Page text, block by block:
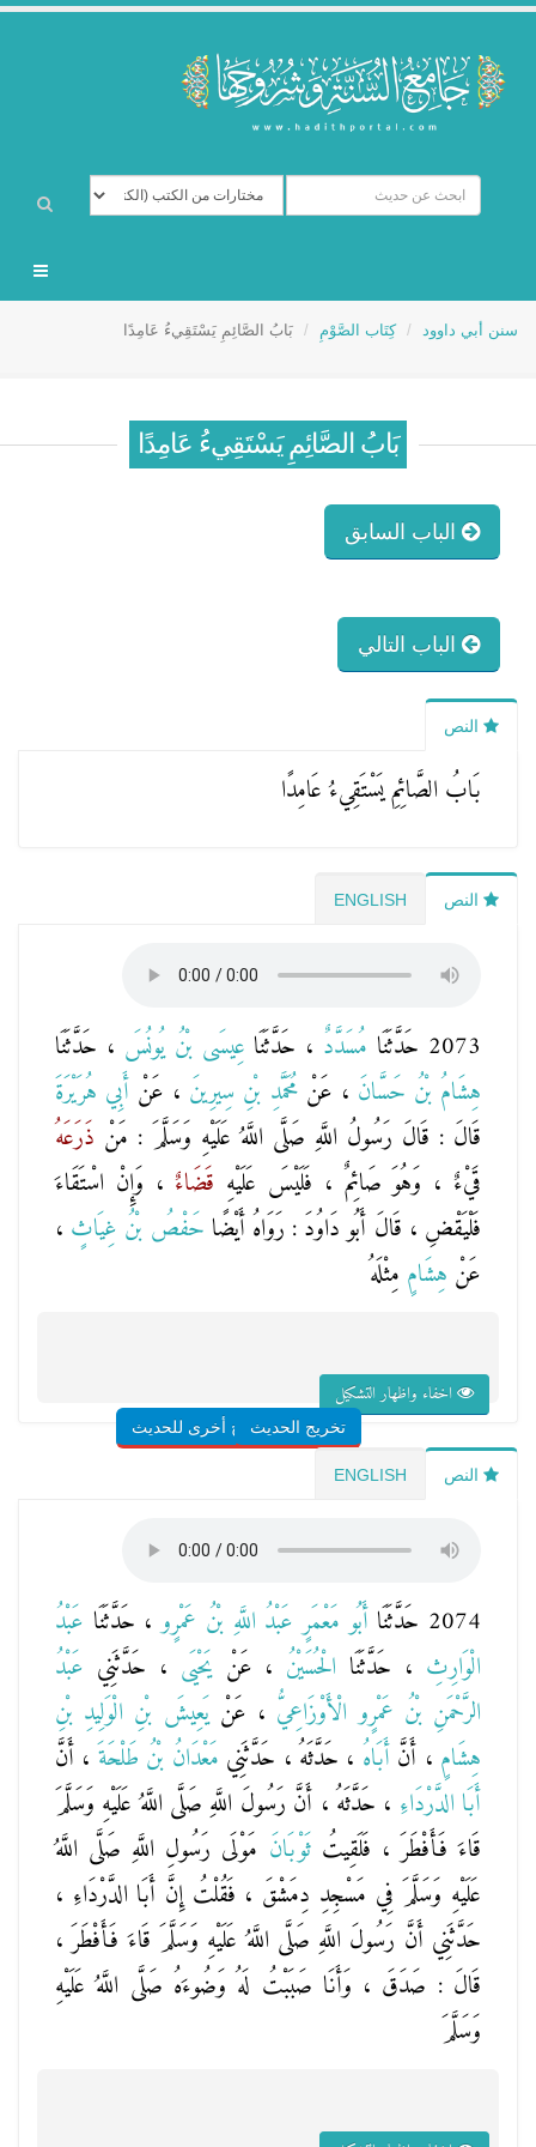
سنن أبي داوود كِتَاب الصَّوْمِ بَابُ الصَّائِمِ يَسْتَقِيءُ عَامِدًا
بَابُ الصَّائِمِ يَسْتَقِيءُ عَامِدًا
الباب السابق
الباب التالي
النص
بَابُ الصَّائِمِ يَسْتَقِيءُ عَامِدًا
النص ENGLISH
2073 حَدَّثَنَا مُسَدَّدٌ ، حَدَّثَنَا عِيسَى بْنُ يُونُسَ ، حَدَّثَنَا
هِشَامُ بْنُ حَسَّانَ ، عَنْمُحَمَّدِ بْنِ سِيرِينَ ، عَنْ أَبِي هُرَيْرَةَ
قَالَ : قَالَ رَسُولُ اللَّهِ صَلَّى اللَّهُ عَلَيْهِ وَسَلَّمَ : مَنْ ذَرَعَهُ
قَيْءٌ ، وَهُوَ صَائِمٌ ، فَلَيْسَ عَلَيْهِ قَضَاءٌ ، وَإِنْ اسْتَقَاءَ
فَلْيَقْضِ ، قَالَ أَبُو دَاوُدَ : رَوَاهُ أَيْضًا حَفْصُ بْنُ غِيَاثٍ ،
عَنْ هِشَامٍ مِثْلَهُ
اخفاء واظهار التشكيل
تخريج الحديثشروح أخرى للحديث
النص ENGLISH
2074 حَدَّثَنَا أَبُو مَعْمَرٍ عَبْدُ اللَّهِ بْنُ عَمْرٍو ، حَدَّثَنَا عَبْدُ
الْوَارِثِ ، حَدَّثَنَا الْحُسَيْنُ ، عَنْيَحْيَى ، حَدَّثَنِي عَبْدُ
الرَّحْمَنِ بْنُ عَمْرٍو الْأَوْزَاعِيُّ ، عَنْيَعِيشَ بْنِ الْوَلِيدِ بْنِ
هِشَامٍ ، أَنَّ أَبَاهُ ، حَدَّثَهُ ، حَدَّثَنِي مَعْدَانُ بْنُ طَلْحَةَ ، أَنَّ
أَبَا الدَّرْدَاءِ ، حَدَّثَهُ ، أَنَّ رَسُولَ اللَّهِ صَلَّى اللَّهُ عَلَيْهِ وَسَلَّمَ
قَاءَ فَأَفْطَرَ ، فَلَقِيتُثَوْبَانَ مَوْلَى رَسُولِ اللَّهِ صَلَّى اللَّهُ
عَلَيْهِ وَسَلَّمَ فِي مَسْجِدِ دِمَشْقَ ، فَقُلْتُ إِنَّ أَبَا الدَّرْدَاءِ ،
حَدَّثَنِي أَنَّ رَسُولَ اللَّهِ صَلَّى اللَّهُ عَلَيْهِ وَسَلَّمَ قَاءَ فَأَفْطَرَ ،
قَالَ : صَدَقَ ، وَأَنَا صَبَبْتُ لَهُ وَضُوءَهُ صَلَّى اللَّهُ عَلَيْهِ
وَسَلَّمَ